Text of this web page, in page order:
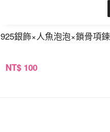
925銀飾×人魚泡泡×鎖骨項鍊
NT$ 100